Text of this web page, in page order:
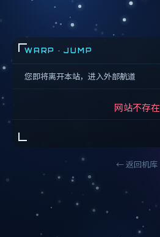
WARP · JUMP
您即将离开本站，进入外部航道
网站不存在
← 返回机库